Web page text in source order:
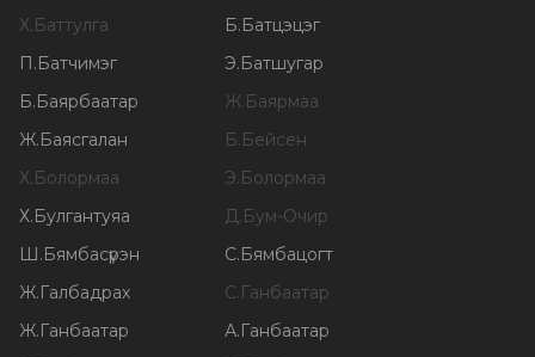
Х. Баттулга Б. Батцэцэг
П . Батчимэг Э. Батшугар
Б. Баярбаатар Ж. Баярмаа
Ж. Баясгалан Б. Бейсен
Х. Болормаа Э. Болормаа
Х. Булгантуяа Д. Бум-Очир
Ш . Бямбасүрэн С. Бямбацогт
Ж. Галбадрах С. Ганбаатар
Ж. Ганбаатар А. Ганбаатар